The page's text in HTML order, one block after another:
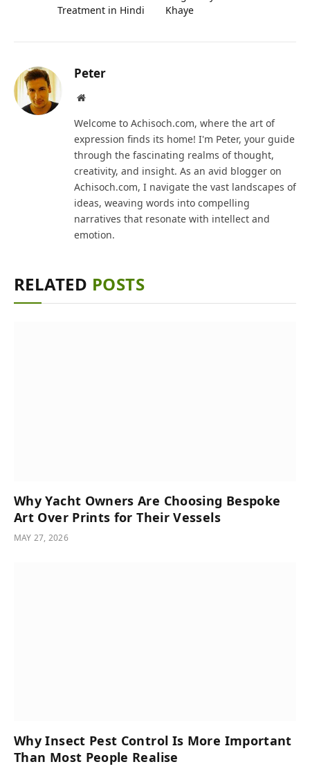
Treatment in Hindi
Khaye
Peter
Website
Welcome to Achisoch.com, where the art of
expression finds its home! I'm Peter, your guide
through the fascinating realms of thought,
creativity, and insight. As an avid blogger on
Achisoch.com, I navigate the vast landscapes of
ideas, weaving words into compelling
narratives that resonate with intellect and
emotion.
RELATED POSTS
Why Yacht Owners Are Choosing Bespoke
Art Over Prints for Their Vessels
MAY 27, 2026
Why Insect Pest Control Is More Important
Than Most People Realise